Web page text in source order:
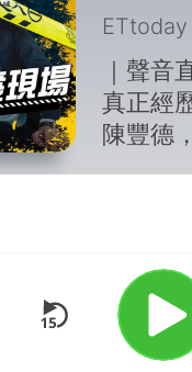
ETtoday
｜聲音
真正經
陳豐德
作
Apple